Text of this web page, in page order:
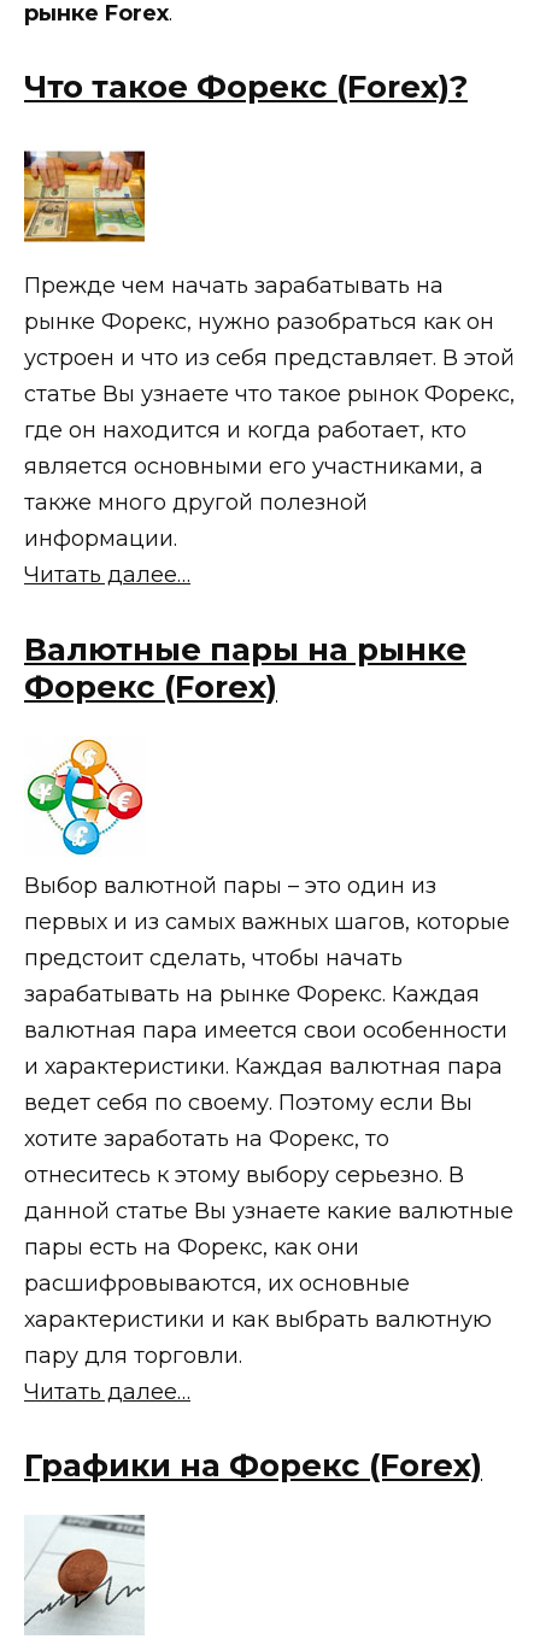
рынке Forex.
Что такое Форекс (Forex)?
Прежде чем начать зарабатывать на
рынке Форекс, нужно разобраться как он
устроен и что из себя представляет. В этой
статье Вы узнаете что такое рынок Форекс,
где он находится и когда работает, кто
является основными его участниками, а
также много другой полезной
информации.
Читать далее…
Валютные пары на рынке
Форекс (Forex)
Выбор валютной пары – это один из
первых и из самых важных шагов, которые
предстоит сделать, чтобы начать
зарабатывать на рынке Форекс. Каждая
валютная пара имеется свои особенности
и характеристики. Каждая валютная пара
ведет себя по своему. Поэтому если Вы
хотите заработать на Форекс, то
отнеситесь к этому выбору серьезно. В
данной статье Вы узнаете какие валютные
пары есть на Форекс, как они
расшифровываются, их основные
характеристики и как выбрать валютную
пару для торговли.
Читать далее…
Графики на Форекс (Forex)